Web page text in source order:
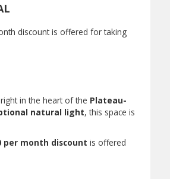
discount is offered for taking
in the heart of the Plateau-
natural light, this space is
per month discount is offered